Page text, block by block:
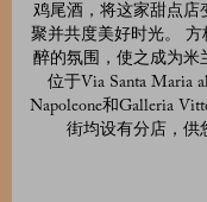
鸡尾酒，将这家甜点店
聚并共度美好时光。
醉的氛围，使之成为米
位于Via Santa Maria
Napoleone和Galleria
街均设有分店，供